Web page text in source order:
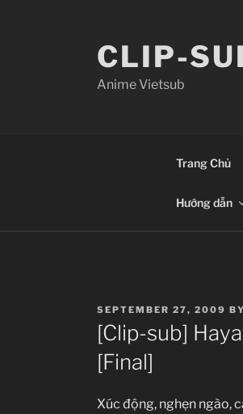
CLIP-
Anime Vietsub
Trang Chủ
Hướng dẫn
POSTED
ON
SEPTEMBER 27, 2009 BY
[Clip-sub]
[Final]
Xúc động, nghẹn ngào,